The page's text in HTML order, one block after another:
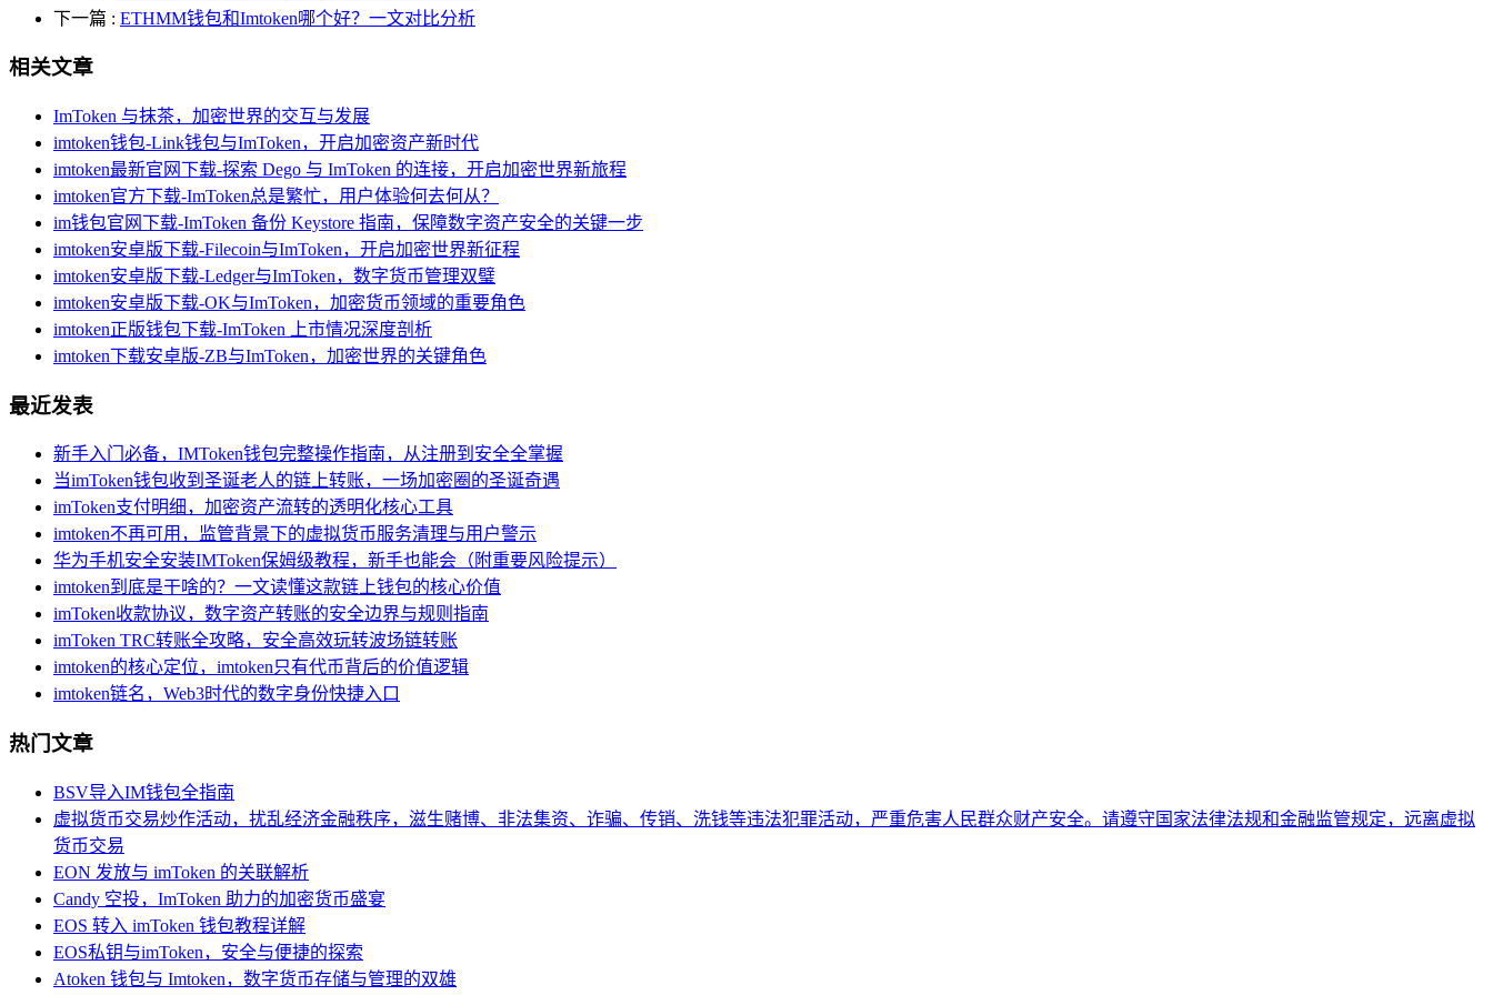
下一篇 : ETHMM钱包和Imtoken哪个好？一文对比分析
相关文章
ImToken 与抹茶，加密世界的交互与发展
imtoken钱包-Link钱包与ImToken，开启加密资产新时代
imtoken最新官网下载-探索 Dego 与 ImToken 的连接，开启加密世界新旅程
imtoken官方下载-ImToken总是繁忙，用户体验何去何从？
im钱包官网下载-ImToken 备份 Keystore 指南，保障数字资产安全的关键一步
imtoken安卓版下载-Filecoin与ImToken，开启加密世界新征程
imtoken安卓版下载-Ledger与ImToken，数字货币管理双璧
imtoken安卓版下载-OK与ImToken，加密货币领域的重要角色
imtoken正版钱包下载-ImToken 上市情况深度剖析
imtoken下载安卓版-ZB与ImToken，加密世界的关键角色
最近发表
新手入门必备，IMToken钱包完整操作指南，从注册到安全全掌握
当imToken钱包收到圣诞老人的链上转账，一场加密圈的圣诞奇遇
imToken支付明细，加密资产流转的透明化核心工具
imtoken不再可用，监管背景下的虚拟货币服务清理与用户警示
华为手机安全安装IMToken保姆级教程，新手也能会（附重要风险提示）
imtoken到底是干啥的？一文读懂这款链上钱包的核心价值
imToken收款协议，数字资产转账的安全边界与规则指南
imToken TRC转账全攻略，安全高效玩转波场链转账
imtoken的核心定位，imtoken只有代币背后的价值逻辑
imtoken链名，Web3时代的数字身份快捷入口
热门文章
BSV导入IM钱包全指南
虚拟货币交易炒作活动，扰乱经济金融秩序，滋生赌博、非法集资、诈骗、传销、洗钱等违法犯罪活动，严重危害人民群众财产安全。请遵守国家法律法规和金融监管规定，远离虚拟
货币交易
EON 发放与 imToken 的关联解析
Candy 空投，ImToken 助力的加密货币盛宴
EOS 转入 imToken 钱包教程详解
EOS私钥与imToken，安全与便捷的探索
Atoken 钱包与 Imtoken，数字货币存储与管理的双雄